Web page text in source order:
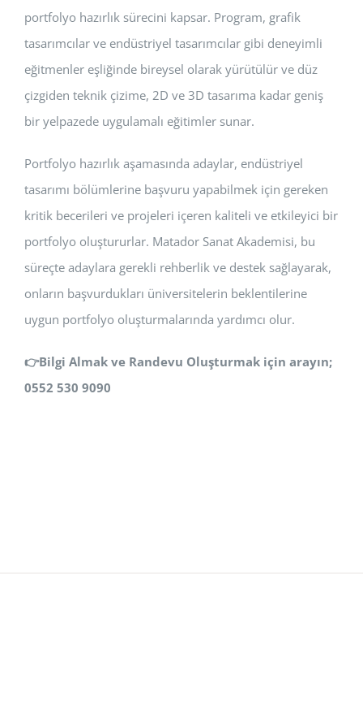
portfolyo hazırlık sürecini kapsar. Program, grafik
tasarımcılar ve endüstriyel tasarımcılar gibi deneyimli
eğitmenler eşliğinde bireysel olarak yürütülür ve düz
çizgiden teknik çizime, 2D ve 3D tasarıma kadar geniş
bir yelpazede uygulamalı eğitimler sunar.
Portfolyo hazırlık aşamasında adaylar, endüstriyel
tasarımı bölümlerine başvuru yapabilmek için gereken
kritik becerileri ve projeleri içeren kaliteli ve etkileyici bir
portfolyo oluştururlar. Matador Sanat Akademisi, bu
süreçte adaylara gerekli rehberlik ve destek sağlayarak,
onların başvurdukları üniversitelerin beklentilerine
uygun portfolyo oluşturmalarında yardımcı olur.
👉Bilgi Almak ve Randevu Oluşturmak için arayın;
0552 530 9090